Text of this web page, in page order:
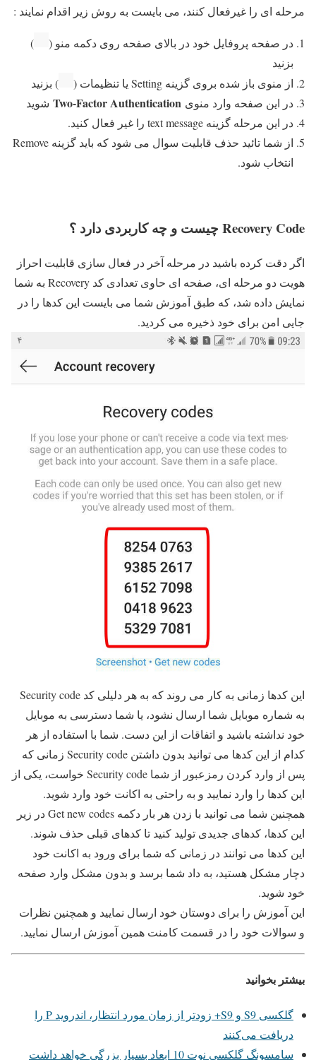
مرحله ای را غیرفعال کنند، می بایست به روش زیر اقدام نمایند :
در صفحه پروفایل خود در بالای صفحه روی دکمه منو (
)
بزنید
از منوی باز شده بروی گزینه Setting یا تنظیمات (
) بزنید
در این صفحه وارد منوی Two-Factor Authentication شوید
در این مرحله گزینه text message را غیر فعال کنید.
از شما تائید حذف قابلیت سوال می شود که باید گزینه Remove
انتخاب شود.
Recovery Code چیست و چه کاربردی دارد ؟
اگر دقت کرده باشید در مرحله آخر در فعال سازی قابلیت احراز
هویت دو مرحله ای، صفحه ای حاوی تعدادی کد Recovery به شما
نمایش داده شد، که طبق آموزش شما می بایست این کدها را در
جایی امن برای خود ذخیره می کردید.
این کدها زمانی به کار می روند که به هر دلیلی کد Security code
به شماره موبایل شما ارسال نشود، یا شما دسترسی به موبایل
خود نداشته باشید و اتفاقات از این دست. شما با استفاده از هر
کدام از این کدها می توانید بدون داشتن Security code زمانی که
پس از وارد کردن رمزعبور از شما Security code خواست، یکی از
این کدها را وارد نمایید و به راحتی به اکانت خود وارد شوید.
همچنین شما می توانید با زدن هر بار دکمه Get new codes در زیر
این کدها، کدهای جدیدی تولید کنید تا کدهای قبلی حذف شوند.
این کدها می توانند در زمانی که شما برای ورود به اکانت خود
دچار مشکل هستید، به داد شما برسد و بدون مشکل وارد صفحه
خود شوید.
این آموزش را برای دوستان خود ارسال نمایید و همچنین نظرات
و سوالات خود را در قسمت کامنت همین آموزش ارسال نمایید.
بیشتر بخوانید
گلکسی S9 و S9+ زودتر از زمان مورد انتظار، اندروید P را
دریافت می‌کنند
سامسونگ گلکسی نوت 10 ابعاد بسیار بزرگی خواهد داشت